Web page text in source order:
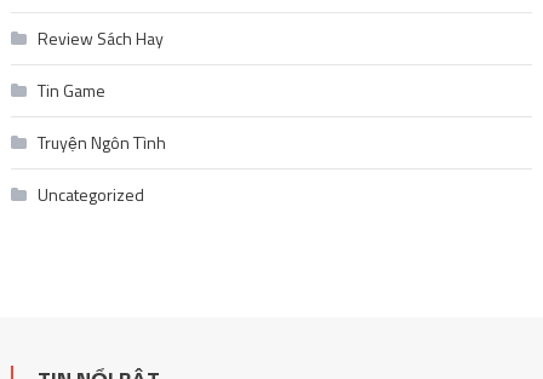
Review Sách Hay
Tin Game
Truyện Ngôn Tình
Uncategorized